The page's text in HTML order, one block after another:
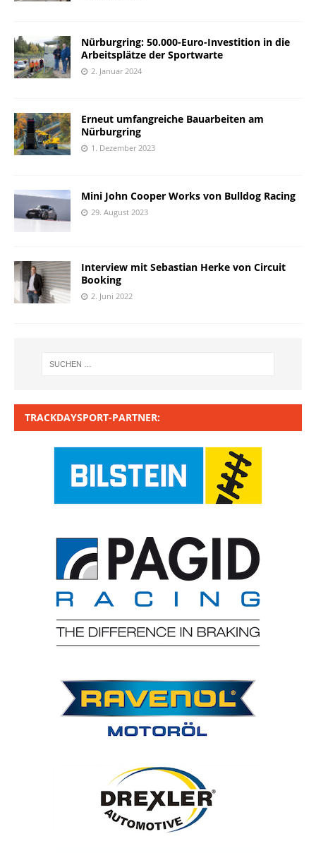
Nürburgring: 50.000-Euro-Investition in die
Arbeitsplätze der Sportwarte
2. Januar 2024
Erneut umfangreiche Bauarbeiten am
Nürburgring
1. Dezember 2023
Mini John Cooper Works von Bulldog Racing
29. August 2023
Interview mit Sebastian Herke von Circuit
Booking
2. Juni 2022
TRACKDAYSPORT-PARTNER: